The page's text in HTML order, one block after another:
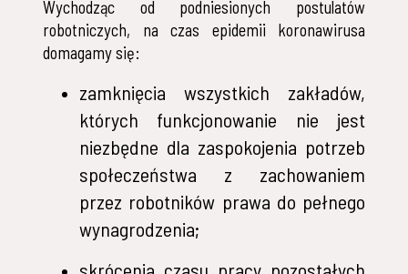
Wychodząc od podniesionych postulatów
robotniczych, na czas epidemii koronawirusa
domagamy się:
zamknięcia wszystkich zakładów,
których funkcjonowanie nie jest
niezbędne dla zaspokojenia potrzeb
społeczeństwa z zachowaniem
przez robotników prawa do pełnego
wynagrodzenia;
skrócenia czasu pracy pozostałych